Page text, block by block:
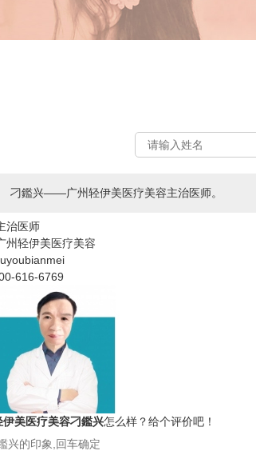
刁鑑兴——广州轻伊美医疗美容主治医师。
治医师
州轻伊美医疗美容
616-6769
伊美医疗美容刁鑑兴怎么样？给个评价吧！